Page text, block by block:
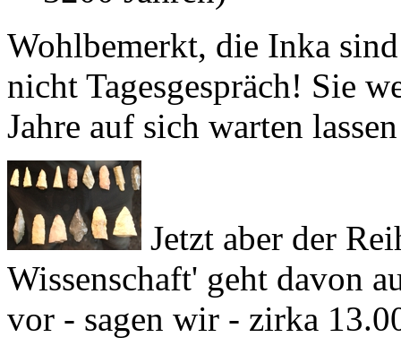
Wohlbemerkt, die
nicht Tagesgespräch! Sie
Jahre auf sich warten
Wissenschaft' geht davon
vor - sagen wir - zirka
zugefrorene Beringstraße